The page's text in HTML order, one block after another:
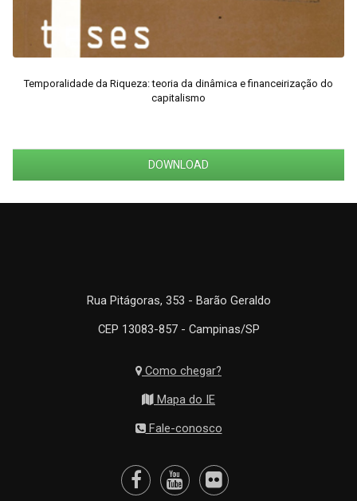
Temporalidade da Riqueza: teoria da dinâmica e financeirização do
capitalismo
DOWNLOAD
Rua Pitágoras, 353 - Barão Geraldo
CEP 13083-857 - Campinas/SP
Como chegar?
Mapa do IE
Fale-conosco